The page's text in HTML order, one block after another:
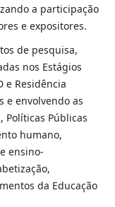
a participação
e expositores.
de pesquisa,
nos Estágios
e Residência
e envolvendo as
Políticas Públicas
humano,
ensino-
da Educação